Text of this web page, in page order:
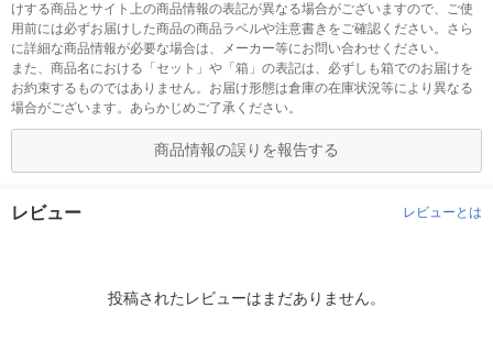
けする商品とサイト上の商品情報の表記が異なる場合がございますので、ご使
用前には必ずお届けした商品の商品ラベルや注意書きをご確認ください。さら
に詳細な商品情報が必要な場合は、メーカー等にお問い合わせください。
また、商品名における「セット」や「箱」の表記は、必ずしも箱でのお届けを
お約束するものではありません。お届け形態は倉庫の在庫状況等により異なる
場合がございます。あらかじめご了承ください。
商品情報の誤りを報告する
レビュー レビューとは
投稿されたレビューはまだありません。